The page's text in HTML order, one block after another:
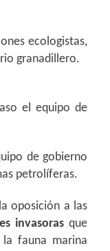
ecologistas,
granadillero.
el equipo de
de gobierno
petrolíferas.
oposición a las
invasoras que
fauna marina